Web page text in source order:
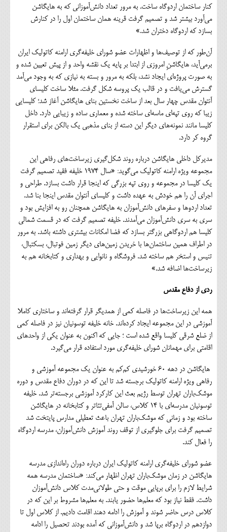
کنار ساختمان اردوگاه ساخت. به مرور تعداد دانش‌آموزانی که به هایگاشن
می‌آورد بیشتر شد و تصمیم گرفت قرینه همان ساختمان اول را در کنارش
بسازد که اردوگاه دختران شد.»
آن‌طور که از توصیف‌ها و اظهارات عضو شورای خلیفه‌گری ارامنه کاتولیک ایران
برمی‌آید، هایگاشنِ امروزی از ابتدا بر پایه یک نقشه واحد و از پیش تعیین شده و
به صورت پروژه‌ای ایجاد نشد، بلکه به مرور و بسته به نیازی که به وجود می‌آمد
گسترش می‌یافت و در قالب یک پروسه شکل گرفت. مثلا ساخت کلیسای
آنتوان مقدس چهار سال بعد از ساخت نخستین بنای هایگاشن آغاز شد؛ کلیسایی
زیبا که روی تپه‌ای ماسه‌ای ساخته شده و معماری ساده و زیبایی دارد. داخل
کلیسا مانند نمونه‌های دیگر این دسته از بنای مذهبی یک بالکن برای استقرار
گروه کر دارد.
مدیرکل داخلی هایگاشن درباره روند شکل‌گیری زیرساخت‌های رفاهی این
مجموعه ویژه ارامنه کاتولیک می‌گوید: «سال ۱۹۷۴ خلیفه فقید تصمیم‌ گرفت
یک کلیسا در مجموعه و روی تپه بزرگی که اینجا قرار داشت بسازد. طراحی و
اجرای آن را هم خودش به عهده داشت و کلیسای آنتوان مقدس اینجا بنا شد.
تعداد اردوها و سفرهای دانش‌آموزان به هایگاشن همچنان رو به افزایش بود و
سری به سری دانش‌آموزان می‌آمدند. خلیفه تصمیم گرفت که در قسمت شمالی
کلیسا هم اردوگاهی بزرگتر بسازد که فضا امکانات بیشتری داشته باشد. به مرور
در اطراف همین ساختمان‌ها با خریدن زمین‌های دیگر زمین فوتبال، بسکتبال،
تنیس و استخر هم ساخته شد. فروشگاه و نانوایی و بهداری و کتابخانه هم به
زیرساخت‌ها اضافه شد.»
ردی از دفاع مقدس
همه این زیرساخت‌ها در فاصله کمی از همدیگر قرار گرفته‌اند و ساختاری کاملا
آموزشی در این مجموعه ایجاد کرده‌اند. خانه خلیفه توسونیان نیز در فاصله کمی
از ضلع شرقی کلیسا واقع شده است ؛ جایی که اکنون به عنوان یکی از واحدهای
اقامتی برای مهمانان شورای خلیفه‌گری مورد استفاده قرار می‌گیرد.
هایگاشن در دهه ۶۰ خورشیدی کم‌کم به عنوان یک مجموعه آموزشی و
رفاهی ویژه ارامنه کاتولیک برجسته شد تا این که در دوران دفاع مقدس و دوره
موشک‌باران تهران توسط رژیم بعث این کارکرد آموزشی برجسته‌تر شد. خلیفه
توسونیان مدرسه‌ای با ۱۴ کلاس، سالن آمفی‌تئاتر و کتابخانه در هایگاشن
ساخته بود و زمانی که موشک‌باران تهران باعث تعطیلی مدارس پایتخت شد
تصمیم گرفت برای جلوگیری از توقف روند آموزش دانش‌آموزان، مدرسه اردوگاه
را فعال کند.
عضو شورای خلیفه‌گری ارامنه کاتولیک ایران درباره دوران راه‌اندازی مدرسه
هایگاشن در زمان موشک‌باران تهران اظهار می‌کند: «ساختمان مدرسه همه
شرایط لازم را برای برپایی موقت و حتی طولانی‌مدت کلاس دانش‌آموزان
داشت. فقط نیاز بود که معلم‌ها حضور یابند. به معلم‌ها مشروط بر این که در
کلاس‌ درس حاضر شوند و آموزش را ادامه دهند اقامت دادیم. از کلاس اول تا
دوازدهم در اردوگاه برپا شد و دانش‌آموزانی که آمده بودند تحصیل را ادامه